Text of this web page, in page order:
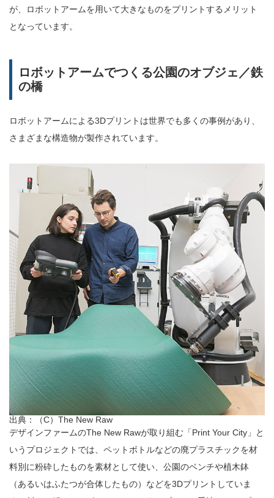
が、ロボットアームを用いて大きなものをプリントするメリット
となっています。
ロボットアームでつくる公園のオブジェ／鉄
の橋
ロボットアームによる3Dプリントは世界でも多くの事例があり、
さまざまな構造物が製作されています。
出典：（C）The New Raw
デザインファームのThe New Rawが取り組む「Print Your City」と
いうプロジェクトでは、ペットボトルなどの廃プラスチックを材
料別に粉砕したものを素材として使い、公園のベンチや植木鉢
（あるいはふたつが合体したもの）などを3Dプリントしていま